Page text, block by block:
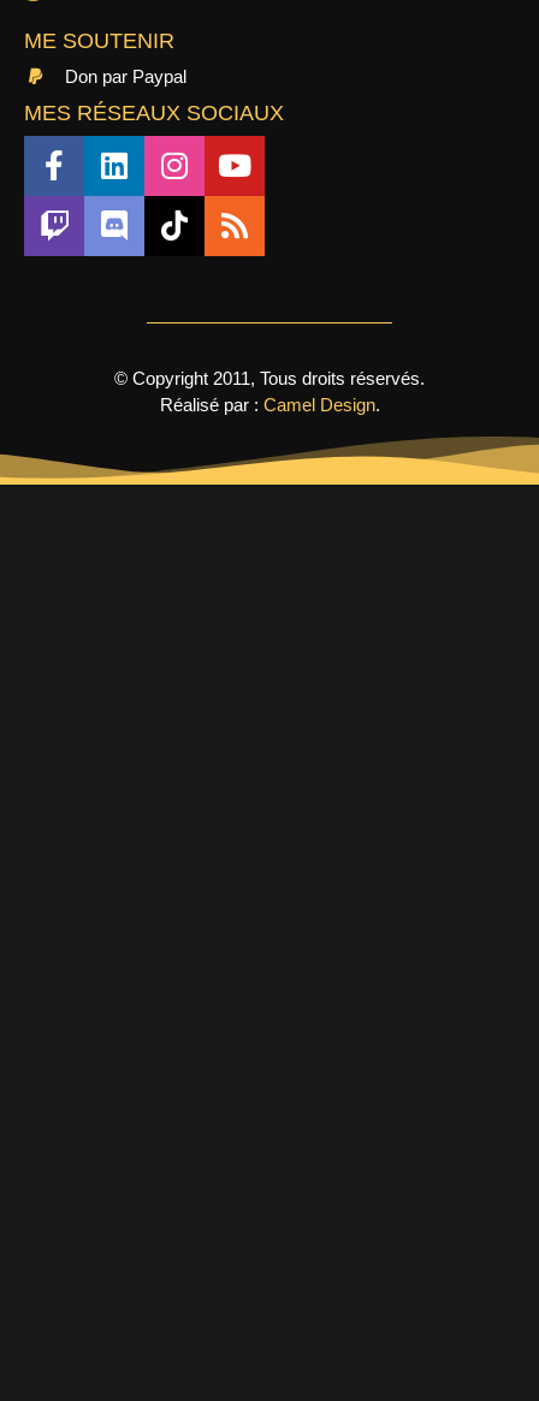
ME SOUTENIR
Don par Paypal
MES RÉSEAUX SOCIAUX
© Copyright 2011, Tous droits réservés.
Réalisé par : Camel Design.